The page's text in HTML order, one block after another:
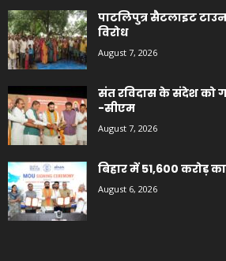
पाटलिपुत्र सैटलाइट
विरोध
August 7, 2026
संत रविदास के संदेश को
-सीएम
August 7, 2026
बिहार में 51,600 करोड़
August 6, 2026